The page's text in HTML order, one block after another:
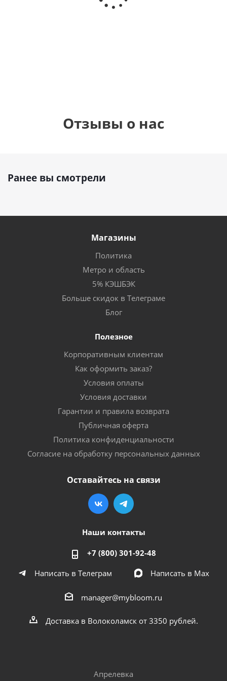
рождения
Отзывы о нас
Ранее вы смотрели
Магазины
Политика
Метро и область
5% КЭШБЭК
Больше скидок в Телеграме
Блог
Полезное
Корпоративным клиентам
Как оформить заказ?
Условия оплаты
Условия доставки
Гарантии и правила возврата
Публичная оферта
Политика конфиденциальности
Согласие на обработку персональных данных
Оставайтесь на связи
Наши контакты
+7 (800) 301-92-48
Написать в Телеграм
Написать в Мах
manager@mybloom.ru
Доставка в Волоколамск от 3350 рублей.
Апрелевка